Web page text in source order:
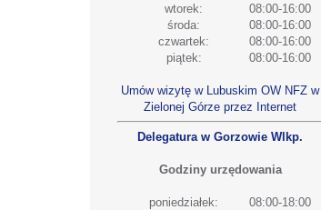
wtorek:
08:00-16:00
środa:
08:00-16:00
czwartek:
08:00-16:00
piątek:
08:00-16:00
Umów wizytę w Lubuskim OW NFZ w
Zielonej Górze przez Internet
Delegatura w Gorzowie Wlkp.
Godziny urzędowania
poniedziałek:
08:00-18:00